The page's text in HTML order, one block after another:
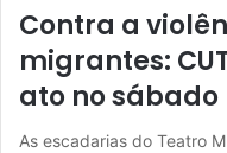
Contra a
migrantes:
ato no sábado
As escadarias do Teatro